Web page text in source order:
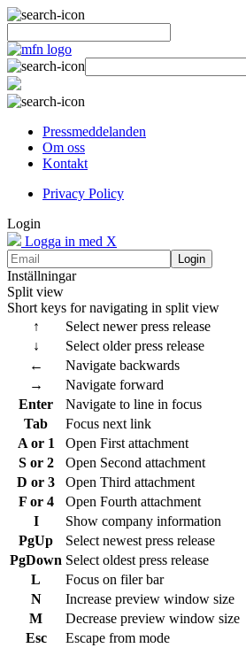
Pressmeddelanden
Om oss
Kontakt
Privacy Policy
Login
Logga in med X
Login
Inställningar
Split view
Short keys for navigating in split view
↑
Select newer press release
↓
Select older press release
←
Navigate backwards
→
Navigate forward
Enter
Navigate to line in focus
Tab
Focus next link
A or 1
Open First attachment
S or 2
Open Second attachment
D or 3
Open Third attachment
F or 4
Open Fourth attachment
I
Show company information
PgUp
Select newest press release
PgDown Select oldest press release
L
Focus on filer bar
N
Increase preview window size
M
Decrease preview window size
Esc
Escape from mode